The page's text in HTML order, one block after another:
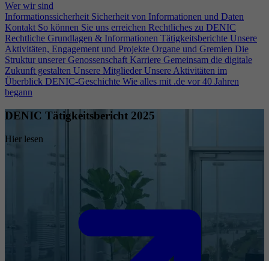
Wer wir sind
Informationssicherheit Sicherheit von Informationen und Daten
Kontakt So können Sie uns erreichen Rechtliches zu DENIC
Rechtliche Grundlagen & Informationen Tätigkeitsberichte Unsere
Aktivitäten, Engagement und Projekte Organe und Gremien Die
Struktur unserer Genossenschaft Karriere Gemeinsam die digitale
Zukunft gestalten Unsere Mitglieder Unsere Aktivitäten im
Überblick DENIC-Geschichte Wie alles mit .de vor 40 Jahren
begann
DENIC Tätigkeitsbericht 2025
Hier lesen